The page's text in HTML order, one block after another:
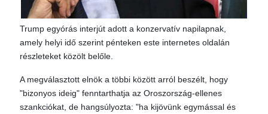
Trump egyórás interjút adott a konzervatív napilapnak,
amely helyi idő szerint pénteken este internetes oldalán
részleteket közölt belőle.
A megválasztott elnök a többi között arról beszélt, hogy
"bizonyos ideig" fenntarthatja az Oroszország-ellenes
szankciókat, de hangsúlyozta: "ha kijövünk egymással és